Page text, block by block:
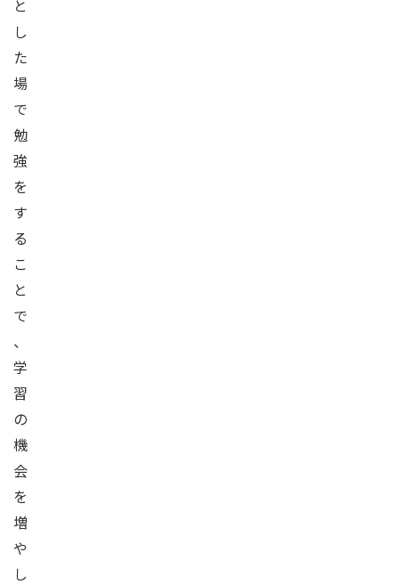
と
し
た
場
で
勉
強
を
す
る
こ
と
で
、
学
習
の
機
会
を
増
や
し